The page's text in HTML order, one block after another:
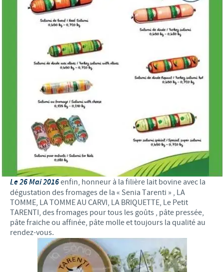
Le 26 Mai 2016enfin, honneur à la filière lait bovine avec la
dégustation des fromages de la « Senia Tarenti » , LA
TOMME, LA TOMME AU CARVI, LA BRIQUETTE, Le Petit
TARENTI, des fromages pour tous les goûts , pâte pressée,
pâte fraiche ou affinée, pâte molle et toujours la qualité au
rendez-vous.